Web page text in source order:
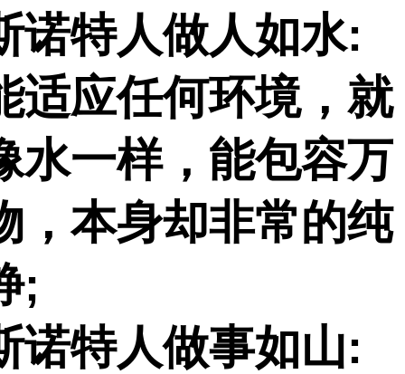
诺特人做人如水:
适应任何环境，就
水一样，能包容万
，本身却非常的纯
;
诺特人做事如山: